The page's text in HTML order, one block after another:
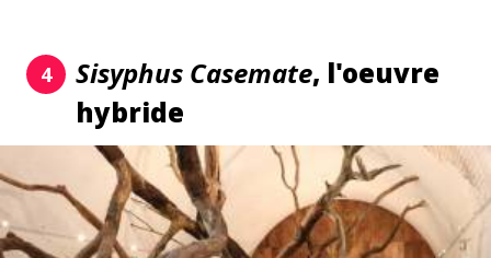
4 Sisyphus Casemate, l'oeuvre
hybride